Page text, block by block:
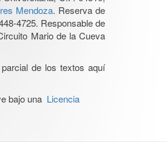
Mendoza. Reserva de
4725. Responsable de
Mario de la Cueva
de los textos aquí
bajo una Licencia